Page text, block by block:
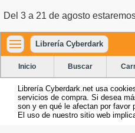
Del 3 a 21 de agosto
Librería Cyberdark
Inicio Buscar
Librería Cyberdark.net usa
servicios de compra. Si desea
son y en qué le afectan por favor
El uso de nuestro sitio web